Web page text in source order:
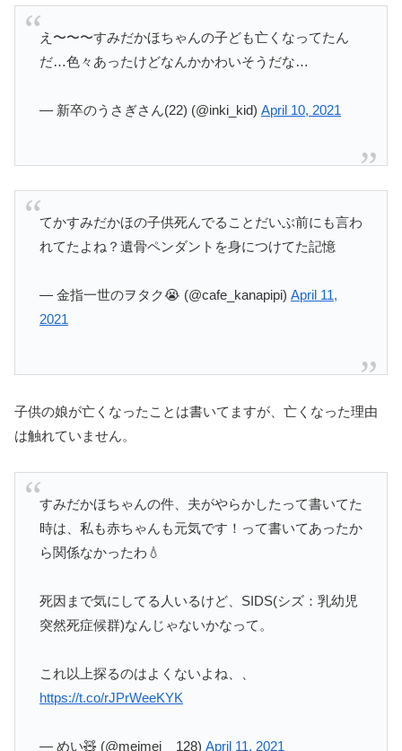
え〜〜〜すみだかほちゃんの子ども亡くなってたん
だ…色々あったけどなんかかわいそうだな…
— 新卒のうさぎさん(22) (@inki_kid) April 10, 2021
てかすみだかほの子供死んでることだいぶ前にも言わ
れてたよね？遺骨ペンダントを身につけてた記憶
— 金指一世のヲタク😭 (@cafe_kanapipi) April 11,
2021
子供の娘が亡くなったことは書いてますが、亡くなった理由
は触れていません。
すみだかほちゃんの件、夫がやらかしたって書いてた
時は、私も赤ちゃんも元気です！って書いてあったか
ら関係なかったわ💧
死因まで気にしてる人いるけど、SIDS(シズ：乳幼児
突然死症候群)なんじゃないかなって。
これ以上探るのはよくないよね、、
https://t.co/rJPrWeeKYK
— めい🧸 (@meimei__128) April 11, 2021